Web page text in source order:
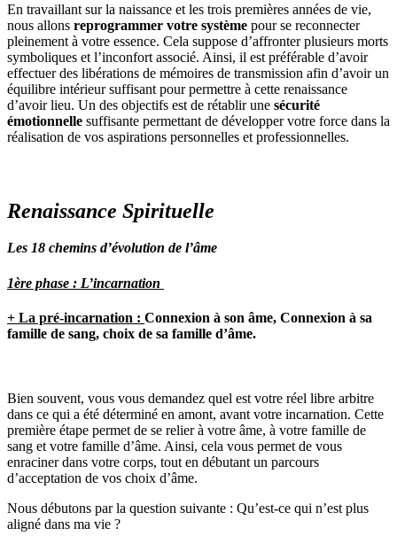
En travaillant sur la naissance et les trois premières années de vie,
nous allons reprogrammer votre système pour se reconnecter
pleinement à votre essence. Cela suppose d’affronter plusieurs morts
symboliques et l’inconfort associé. Ainsi, il est préférable d’avoir
effectuer des libérations de mémoires de transmission afin d’avoir un
équilibre intérieur suffisant pour permettre à cette renaissance
d’avoir lieu. Un des objectifs est de rétablir une sécurité
émotionnelle suffisante permettant de développer votre force dans la
réalisation de vos aspirations personnelles et professionnelles.
Renaissance Spirituelle
Les 18 chemins d’évolution de l’âme
1ère phase : L’incarnation
+ La pré-incarnation : Connexion à son âme, Connexion à sa
famille de sang, choix de sa famille d’âme.
Bien souvent, vous vous demandez quel est votre réel libre arbitre
dans ce qui a été déterminé en amont, avant votre incarnation. Cette
première étape permet de se relier à votre âme, à votre famille de
sang et votre famille d’âme. Ainsi, cela vous permet de vous
enraciner dans votre corps, tout en débutant un parcours
d’acceptation de vos choix d’âme.
Nous débutons par la question suivante : Qu’est-ce qui n’est plus
aligné dans ma vie ?